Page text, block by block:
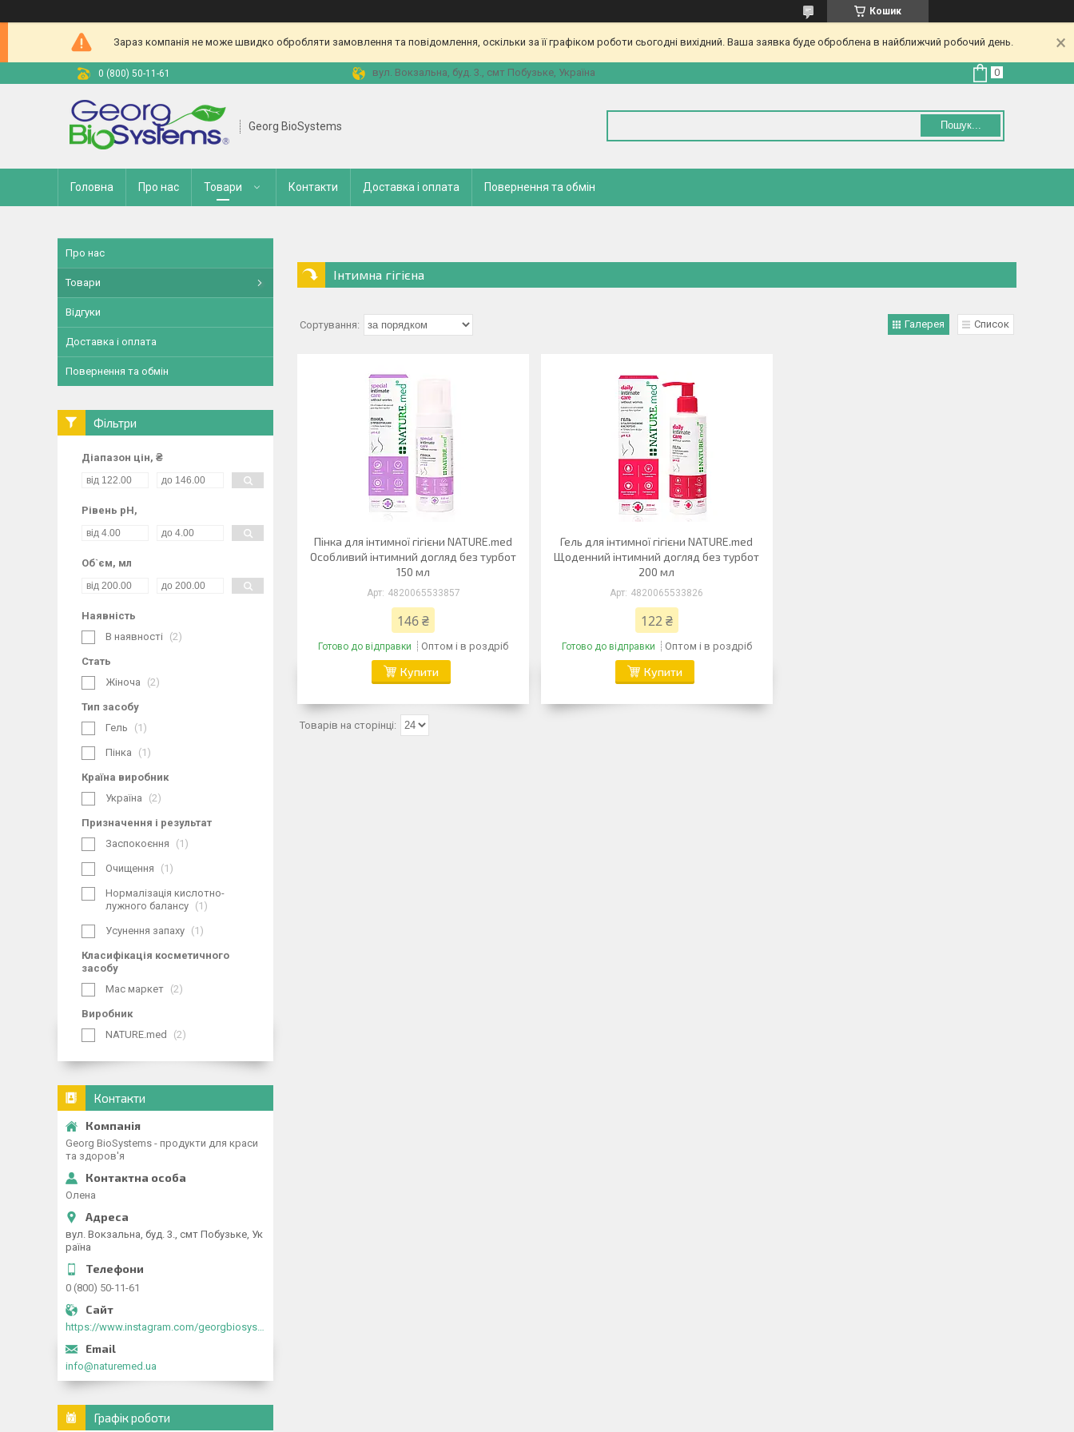
Кошик
Зараз компанія не може швидко обробляти замовлення та повідомлення, оскільки за її графіком роботи сьогодні вихідний. Ваша заявка буде оброблена в найближчий робочий день.
0 (800) 50-11-61 вул. Вокзальна, буд. 3., смт Побузьке, Україна
Georg BioSystems Пошук...
Головна Про нас Товари Контакти Доставка і оплата Повернення та обмін
Інтимна гігієна
Галерея Список
Пінка для інтимної гігієни NATURE.med
Особливий інтимний догляд без турбот
150 мл
4820065533857
146 ₴
Готово до відправки Оптом і в роздріб
Купити
Гель для інтимної гігієни NATURE.med
Щоденний інтимний догляд без турбот
200 мл
4820065533826
122 ₴
Готово до відправки Оптом і в роздріб
Купити
Про нас
Товари
Відгуки
Доставка і оплата
Повернення та обмін
Фільтри
Діапазон цін, ₴
Рівень pH,
Об`єм, мл
Наявність
В наявності
2
Стать
Жіноча
2
Тип засобу
Гель
1
Пінка 1
Країна виробник
Україна
2
Призначення і результат
Заспокоєння
1
Очищення 1
Нормалізація кислотно-
лужного балансу
1
Усунення запаху 1
Класифікація косметичного
засобу
Мас маркет
2
Виробник
NATURE.med
2
Контакти
Georg BioSystems - продукти для краси
та здоров'я
Олена
вул. Вокзальна, буд. 3., смт Побузьке, Ук
раїна
0 (800) 50-11-61
https://www.instagram.com/georgbiosystems_ua/
info@naturemed.ua
Графік роботи